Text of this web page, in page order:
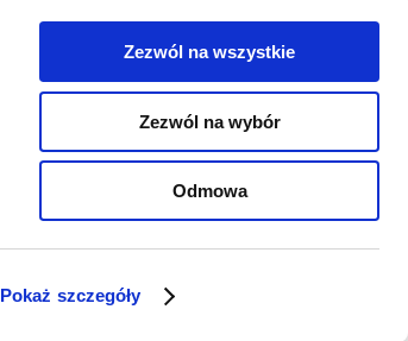
Pokaż szczegóły
Zezwól na wszystkie
Zezwól na wybór
Odmowa